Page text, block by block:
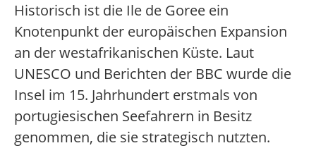
Historisch ist die Ile de Goree ein
Knotenpunkt der europäischen Expansion
an der westafrikanischen Küste. Laut
UNESCO und Berichten der BBC wurde die
Insel im 15. Jahrhundert erstmals von
portugiesischen Seefahrern in Besitz
genommen, die sie strategisch nutzten.